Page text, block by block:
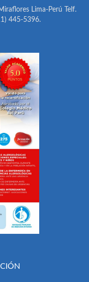
Lima-Perú Telf.
445-5396.